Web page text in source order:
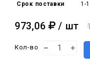
Срок поставки
1-
973,06 / шт
Кол-во